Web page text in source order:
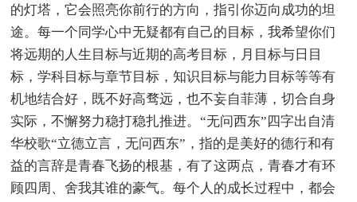
的灯塔，它会照亮你前行的方向，指引你迈向成功的坦
途。每一个同学心中无疑都有自己的目标，我希望你们
将远期的人生目标与近期的高考目标，月目标与日目
标，学科目标与章节目标，知识目标与能力目标等等有
机地结合好，既不好高骛远，也不妄自菲薄，切合自身
实际，不懈努力稳打稳扎推进。“无问西东”四字出自清
华校歌“立德立言，无问西东”，指的是美好的德行和有
益的言辞是青春飞扬的根基，有了这两点，青春才有环
顾四周、舍我其谁的豪气。每个人的成长过程中，都会